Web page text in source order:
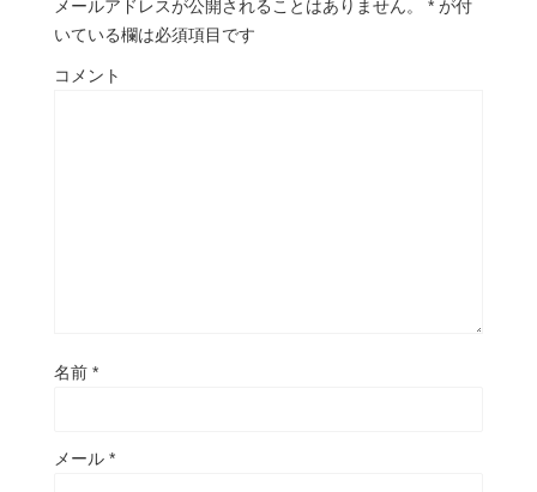
メールアドレスが公開されることはありません。 * が付
いている欄は必須項目です
コメント
名前 *
メール *